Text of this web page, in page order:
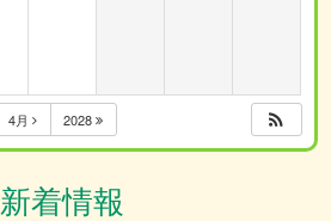
4月 2028
新着情報